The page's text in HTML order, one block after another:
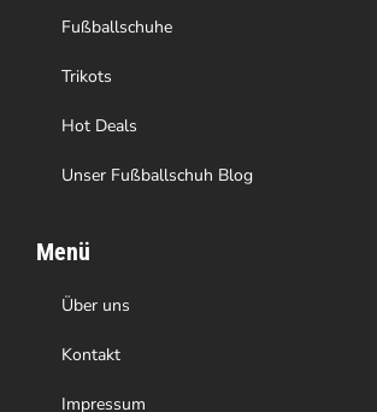
Produktseite
gewählt
werden
Fußballschuhe
Trikots
Hot Deals
Unser Fußballschuh Blog
Menü
Über uns
Kontakt
Impressum